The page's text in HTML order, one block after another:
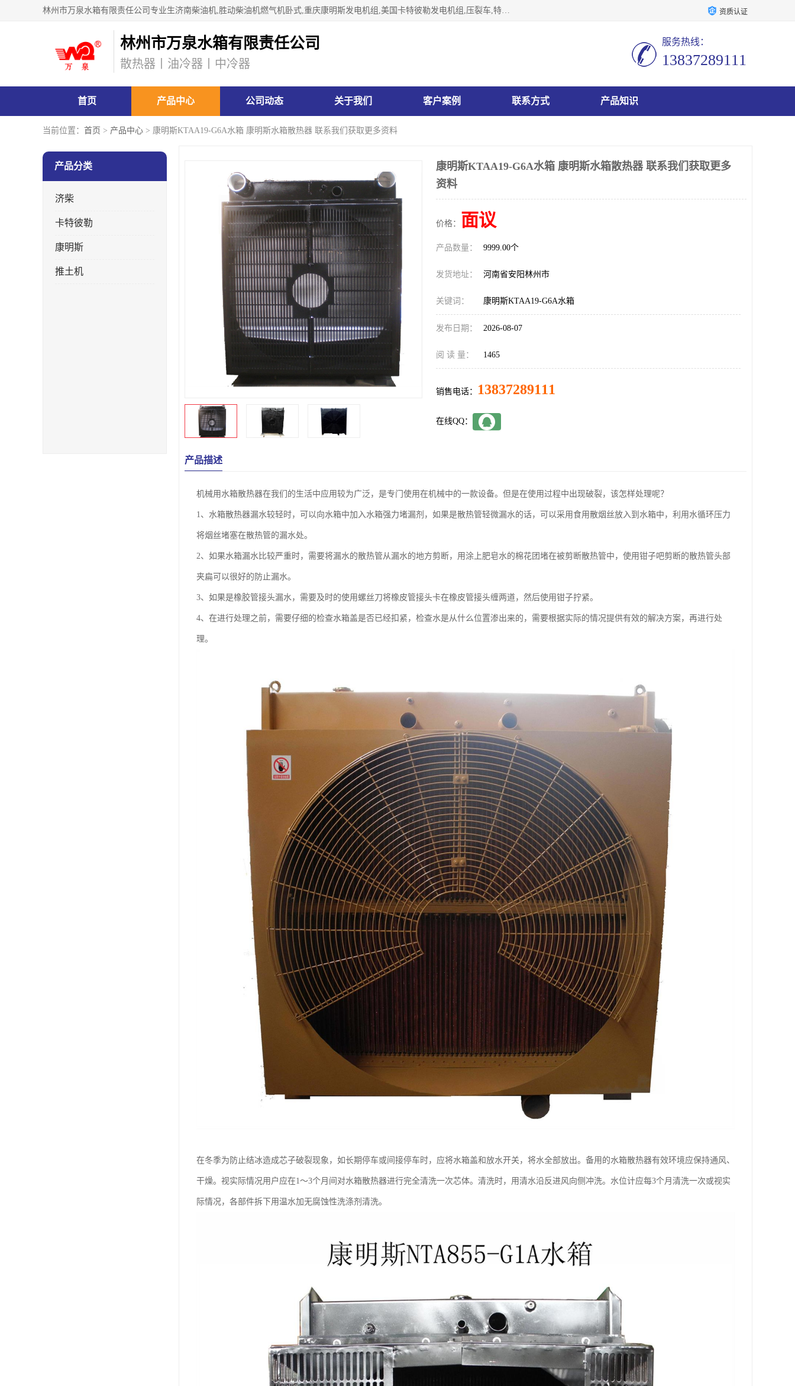
林州市万泉水箱有限责任公司专业生济南柴油机,胜动柴油机燃气机卧式,重庆康明斯发电机组,美国卡特彼勒发电机组,压裂车,特雷克斯矿车,卡特矿车,小松反铲,卡特反铲装载机,日立反铲,阿特拉斯科普柯钻机,山推推土机黄工推土机等系列水箱中冷器油冷器，公司始终发扬自力更生、艰苦奋斗的红旗渠精神、不断开拓、进取，以“先进的生产技术、一流的产品质量、良好的销售信誉”为宗旨。 资质认证
林州市万泉水箱有限责任公司
散热器丨油冷器丨中冷器
服务热线：
13837289111
首页 产品中心 公司动态 关于我们 客户案例 联系方式 产品知识
当前位置： 首页 > 产品中心 > 康明斯KTAA19-G6A水箱 康明斯水箱散热器 联系我们获取更多资料
产品分类
济柴
卡特彼勒
康明斯
推土机
康明斯KTAA19-G6A水箱 康明斯水箱散热器 联系我们获取更多
资料
价格： 面议
产品数量： 9999.00个
发货地址： 河南省安阳林州市
关键词： 康明斯KTAA19-G6A水箱
发布日期： 2026-08-07
阅 读 量： 1465
销售电话： 13837289111
在线QQ：
产品描述
机械用水箱散热器在我们的生活中应用较为广泛，是专门使用在机械中的一款设备。但是在使用过程中出现破裂，该怎样处理呢？
1、水箱散热器漏水较轻时，可以向水箱中加入水箱强力堵漏剂，如果是散热管轻微漏水的话，可以采用食用散烟丝放入到水箱中，利用水循环压力
将烟丝堵塞在散热管的漏水处。
2、如果水箱漏水比较严重时，需要将漏水的散热管从漏水的地方剪断，用涂上肥皂水的棉花团堵在被剪断散热管中，使用钳子吧剪断的散热管头部
夹扁可以很好的防止漏水。
3、如果是橡胶管接头漏水，需要及时的使用螺丝刀将橡皮管接头卡在橡皮管接头缠两道，然后使用钳子拧紧。
4、在进行处理之前，需要仔细的检查水箱盖是否已经扣紧，检查水是从什么位置渗出来的，需要根据实际的情况提供有效的解决方案，再进行处
理。
在冬季为防止结冰造成芯子破裂现象，如长期停车或间接停车时，应将水箱盖和放水开关，将水全部放出。备用的水箱散热器有效环境应保持通风、
干燥。视实际情况用户应在1～3个月间对水箱散热器进行完全清洗一次芯体。清洗时，用清水沿反进风向侧冲洗。水位计应每3个月清洗一次或视实
际情况，各部件拆下用温水加无腐蚀性洗涤剂清洗。